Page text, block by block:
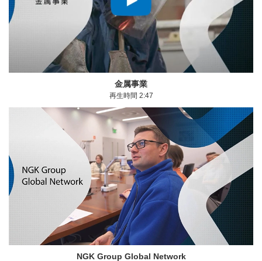
モーダルウィンドウを開きます
金属事業
再生時間 2:47
NGK Group Global Network